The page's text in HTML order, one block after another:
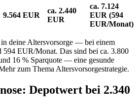
9.564 EUR
ca. 2.440
EUR
ca. 7.124
EUR (594
EUR/Monat)
deine Altersvorsorge — bei einem
EUR/Monat. Das sind bei ca. 3.800
16 % Sparquote — eine gesunde
zum Thema Altersvorsorgestrategie.
Depotwert bei 2.340